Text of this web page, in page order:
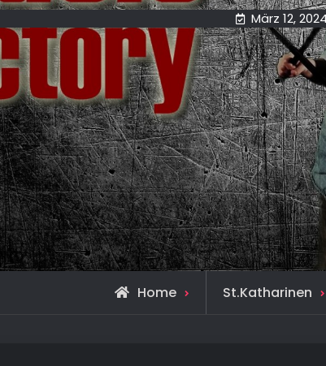
März 12, 2024
Home St.Katharinen